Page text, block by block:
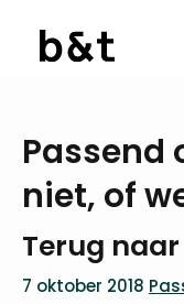
Passend
niet, of
Terug
7 oktober 2018